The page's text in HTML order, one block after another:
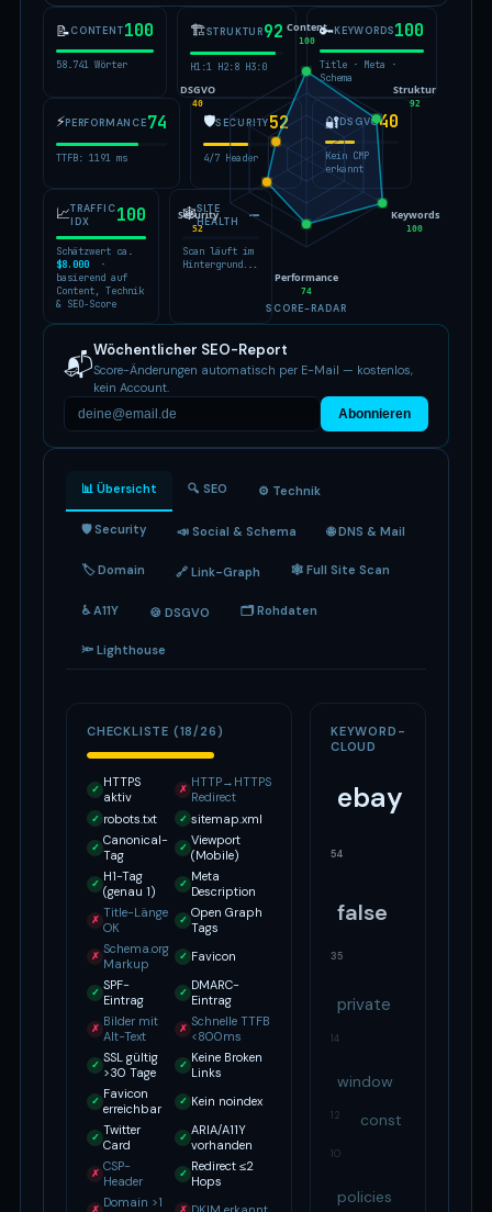
📝CONTENT100
58.741 Wörter
🏗STRUKTUR92
H1:1 H2:8 H3:0
🔑KEYWORDS100
Title · Meta ·
Schema
⚡PERFORMANCE74
TTFB: 1191 ms
🛡SECURITY52
4/7 Header
🔐DSGVO40
Kein CMP
erkannt
📈TRAFFIC
IDX
100
Schätzwert ca.
$8.000 ·
basierend auf
Content, Technik
& SEO-Score
🕸SITE
HEALTH
—
Scan läuft im
Hintergrund...
Content
100
Struktur
92
Keywords
100
Performance
74
Security
52
DSGVO
40
SCORE-RADAR
📬Wöchentlicher SEO-Report
Score-Änderungen automatisch per E-Mail — kostenlos,
kein Account.
Abonnieren
📊 Übersicht 🔍 SEO ⚙️ Technik
🛡 Security 📣 Social & Schema 🌐 DNS & Mail
🏷 Domain 🔗 Link-Graph 🕸 Full Site Scan
♿ A11Y 🍪 DSGVO 🗂 Rohdaten
🔦 Lighthouse
CHECKLISTE (18/26)
✓ HTTPS
aktiv
✗ HTTP→HTTPS
Redirect
✓ robots.txt ✓ sitemap.xml
✓ Canonical-
Tag
✓ Viewport
(Mobile)
✓ H1-Tag
(genau 1)
✓ Meta
Description
✗ Title-Länge
OK
✓ Open Graph
Tags
✗ Schema.org
Markup
✓ Favicon
✓ SPF-
Eintrag
✓ DMARC-
Eintrag
✗ Bilder mit
Alt-Text
✗ Schnelle TTFB
<800ms
✓ SSL gültig
>30 Tage
✓ Keine Broken
Links
✓ Favicon
erreichbar
✓ Kein noindex
✓ Twitter
Card
✓ ARIA/A11Y
vorhanden
✗ CSP-
Header
✓ Redirect ≤2
Hops
Domain >1
KEYWORD-
CLOUD
ebay
54
false
35
private
14
window
12 const
10
policies